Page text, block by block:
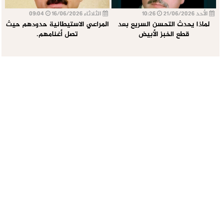
الأحد 21/06/2026
لماذا يحدث التحسن السريع بعد
قطع الخبز الأبيض
الثلاثاء 16/06/2026
المراعي الاستيطانية حدودهم حيث
تصل أغنامهم.